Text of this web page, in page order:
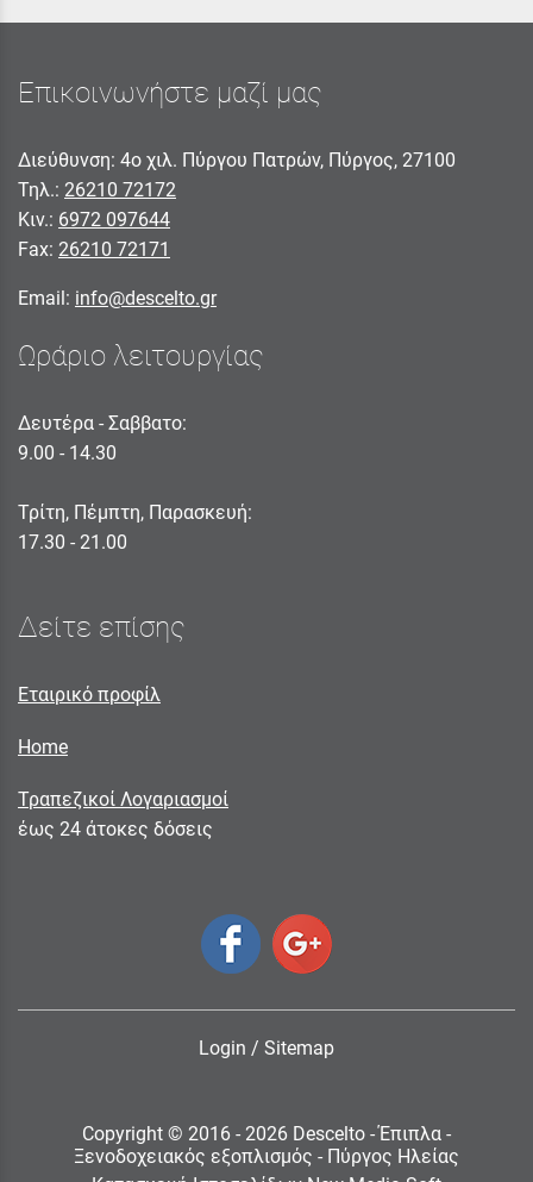
Επικοινωνήστε μαζί μας
Διεύθυνση: 4ο χιλ. Πύργου Πατρών, Πύργος, 27100
Τηλ.: 26210 72172
Κιν.: 6972 097644
Fax: 26210 72171
Email: info@descelto.gr
Ωράριο λειτουργίας
Δευτέρα - Σαββατο:
9.00 - 14.30
Τρίτη, Πέμπτη, Παρασκευή:
17.30 - 21.00
Δείτε επίσης
Εταιρικό προφίλ
Home
Τραπεζικοί Λογαριασμοί
έως 24 άτοκες δόσεις
Login / Sitemap
Copyright © 2016 - 2026 Descelto - Έπιπλα -
Ξενοδοχειακός εξοπλισμός - Πύργος Ηλείας